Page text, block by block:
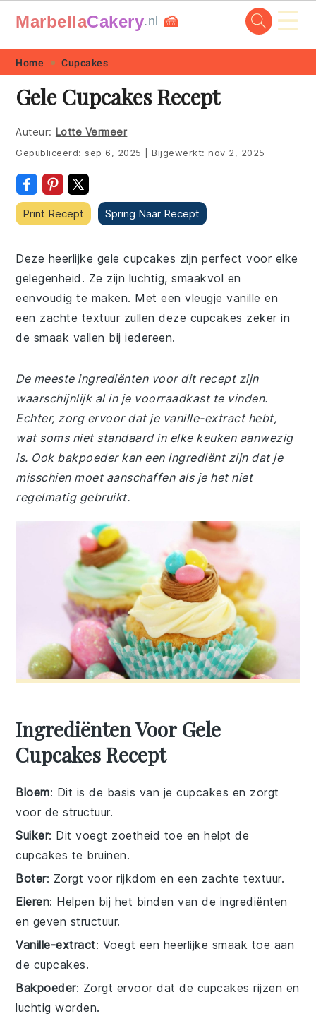
Skip
primary
navigation
Skip
main
content
Skip
primary
sidebar
Skip
footer
MarbellaCakery.nl 🍰 ☰
Home Cupcakes
Gele Cupcakes Recept
Auteur: Lotte Vermeer
Gepubliceerd:sep 6, 2025 Bijgewerkt:nov 2, 2025
Print Recept Spring Naar Recept
Deze heerlijke gele cupcakes zijn perfect voor elke
gelegenheid. Ze zijn luchtig, smaakvol en
eenvoudig te maken. Met een vleugje vanille en
een zachte textuur zullen deze cupcakes zeker in
de smaak vallen bij iedereen.
De meeste ingrediënten voor dit recept zijn
waarschijnlijk al in je voorraadkast te vinden.
Echter, zorg ervoor dat je vanille-extract hebt,
wat soms niet standaard in elke keuken aanwezig
is. Ook bakpoeder kan een ingrediënt zijn dat je
misschien moet aanschaffen als je het niet
regelmatig gebruikt.
Ingrediënten Voor Gele
Cupcakes Recept
Bloem: Dit is de basis van je cupcakes en zorgt
voor de structuur.
Suiker: Dit voegt zoetheid toe en helpt de
cupcakes te bruinen.
Boter: Zorgt voor rijkdom en een zachte textuur.
Eieren: Helpen bij het binden van de ingrediënten
en geven structuur.
Vanille-extract: Voegt een heerlijke smaak toe aan
de cupcakes.
Bakpoeder: Zorgt ervoor dat de cupcakes rijzen en
luchtig worden.